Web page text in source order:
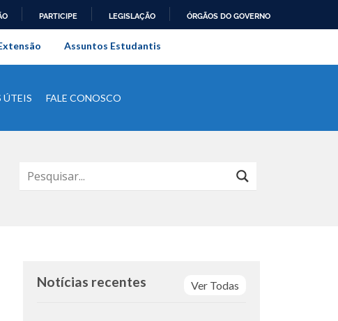
PARTICIPE LEGISLAÇÃO ÓRGÃOS DO GOVERNO
do Rio de Janeiro
Assuntos Estudantis
ÚTEIS FALE CONOSCO
Ver Todas
Notícias recentes